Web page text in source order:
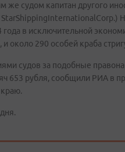
же судом капитан другого
в исключительной
около 290 особей краба
судов за подобные
653 рубля, сообщили РИА в